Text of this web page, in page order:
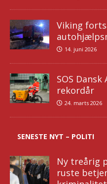
Viking
14. juni 2026
SOS
rekordår
24. marts 2026
SENESTE NYT – POLITI
Ny treårig
ruste